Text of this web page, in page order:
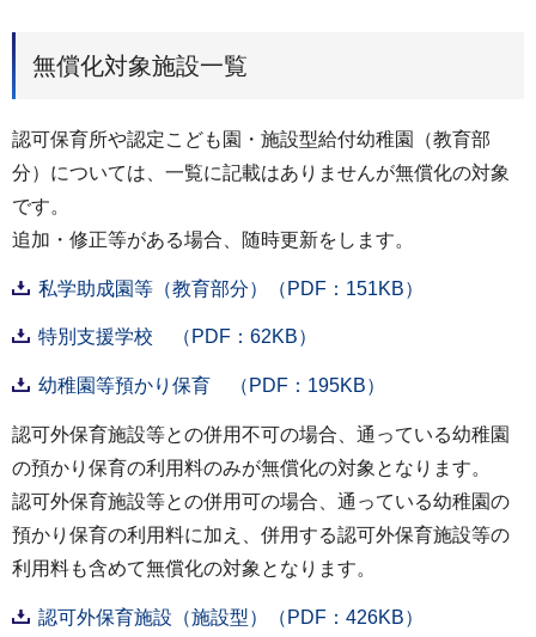
無償化対象施設一覧
認可保育所や認定こども園・施設型給付幼稚園（教育部
分）については、一覧に記載はありませんが無償化の対象
です。
追加・修正等がある場合、随時更新をします。
私学助成園等（教育部分）（PDF：151KB）
特別支援学校 （PDF：62KB）
幼稚園等預かり保育 （PDF：195KB）
認可外保育施設等との併用不可の場合、通っている幼稚園
の預かり保育の利用料のみが無償化の対象となります。
認可外保育施設等との併用可の場合、通っている幼稚園の
預かり保育の利用料に加え、併用する認可外保育施設等の
利用料も含めて無償化の対象となります。
認可外保育施設（施設型）（PDF：426KB）